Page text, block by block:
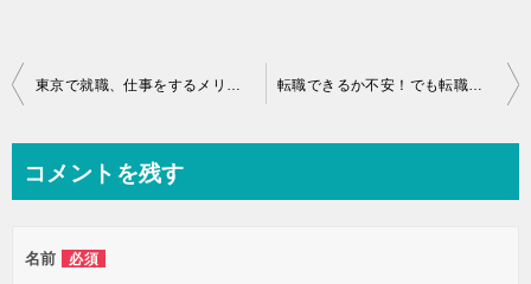
投
ビ
ー
コメントを残す
名前 必須